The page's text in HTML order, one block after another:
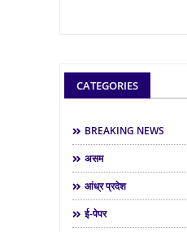
CATEGORIES
BREAKING NEWS
असम
आंध्र प्रदेश
ई-पेपर